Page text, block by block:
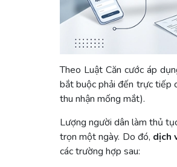
Theo Luật Căn cước áp
bắt buộc phải đến trực tiếp
thu nhận mống mắt).
Lượng người dân làm thủ
trọn một ngày. Do đó, dịch
các trường hợp sau: